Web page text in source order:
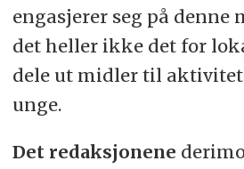
engasjerer seg på denne
det heller ikke det for
dele ut midler til
unge.
Det redaksjonene